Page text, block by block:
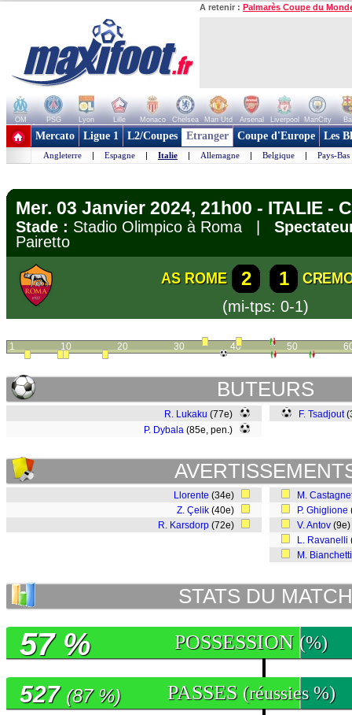
A retenir : Palmarès Coupe du
OM PSG Lyon Lille Monaco Chelsea Man Utd Arsenal Liverpool ManCity
+ de clubs
Mercato Ligue 1 L2/Coupes Etranger Coupe d'Europe Les
Angleterre | Espagne | Italie | Allemagne | Belgique | Pays-Bas
Mer. 03 Janvier 2024, 21h00 - ITALIE -
Stade : Stadio Olimpico à Roma |
Pairetto
AS ROME 2 1
(mi-tps: 0-1)
1 10 20 30 40 50
BUTEURS
R. Lukaku (77e)
P. Dybala (85e, pen.)
F. Tsadjout
Llorente (34e)
Z. Çelik (40e)
R. Karsdorp (72e)
M.
P. Ghiglione
V. Antov
L. Ravanelli
M. Bianchetti
STATS DU MATCH
POSSESSION (%)
57 %
PASSES (réussies %)
527 (87 %)